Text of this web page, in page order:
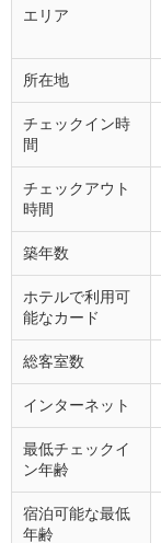
エリア
所在地
チェックイン時
間
チェックアウト
時間
築年数
ホテルで利用可
能なカード
総客室数
インターネット
最低チェックイ
ン年齢
宿泊可能な最低
年齢